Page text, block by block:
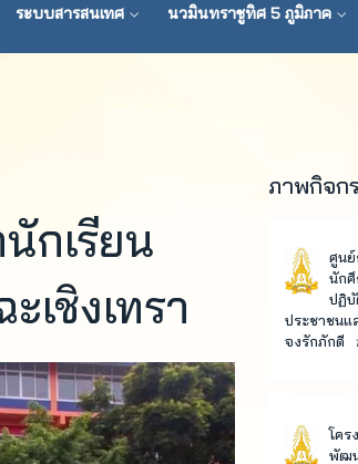
ระบบสารสนเทศ นวมินทราชูทิศ 5 ภูมิภาค
กเรียน
เชิงเทรา
ภาพกิจก
ศูนย์
นักศึ
ปฏิบั
ประชาชนแ
จงรักภักดี
โคร
พัฒน